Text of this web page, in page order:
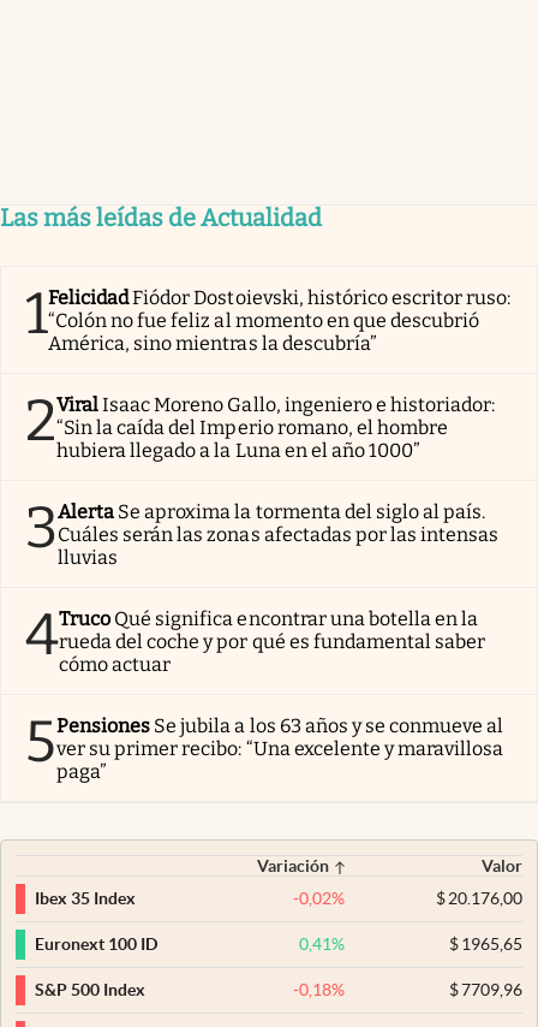
Las más leídas de Actualidad
1FelicidadFiódor Dostoievski, histórico escritor ruso:
“Colón no fue feliz al momento en que descubrió
América, sino mientras la descubría”
2ViralIsaac Moreno Gallo, ingeniero e historiador:
“Sin la caída del Imperio romano, el hombre
hubiera llegado a la Luna en el año 1000”
3Alerta Se aproxima la tormenta del siglo al país.
Cuáles serán las zonas afectadas por las intensas
lluvias
4Truco Qué significa encontrar una botella en la
rueda del coche y por qué es fundamental saber
cómo actuar
5Pensiones Se jubila a los 63 años y se conmueve al
ver su primer recibo: “Una excelente y maravillosa
paga”
Variación
Valor
Ibex 35 Index
-0,02% $20.176,00
Euronext 100 ID 0,41% $1965,65
S&P 500 Index -0,18% $7709,96